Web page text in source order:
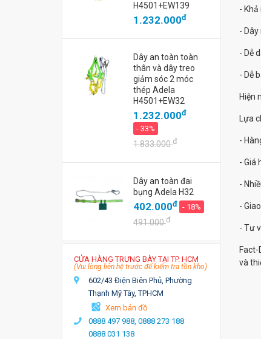
H4501+EW139
1.232.000đ
Dây an toàn toàn
thân và dây treo
giảm sóc 2 móc
thép Adela
H4501+EW32
1.232.000đ
- 33%
1.833.000đ
Dây an toàn đai
bụng Adela H32
402.000đ - 18%
491.000đ
CỬA HÀNG TRƯNG BÀY TẠI TP. HCM
(Vui lòng liên hệ trước để kiểm tra tồn kho)
602/43 Điện Biên Phủ, Phường
Thạnh Mỹ Tây, TPHCM
Xem bản đồ
0888 497 988, 0888 273 188
0888 031 138
-
-
- Dễ
- Dễ
Hiện
Lựa
-
- Giá
-
-
- Tư
Fact-
và